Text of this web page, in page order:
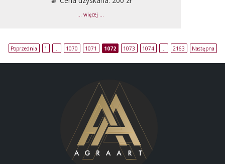
... więcej ...
Poprzednia 1 1070 1071 1072 1073 1074 2163 Następna